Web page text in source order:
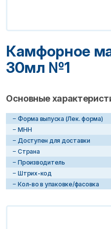
Камфорное
30мл №1
Основные
Форма выпуска (Лек. форма)
МНН
Доступен для доставки
Страна
Производитель
Штрих-код
Кол-во в упаковке/фасовка